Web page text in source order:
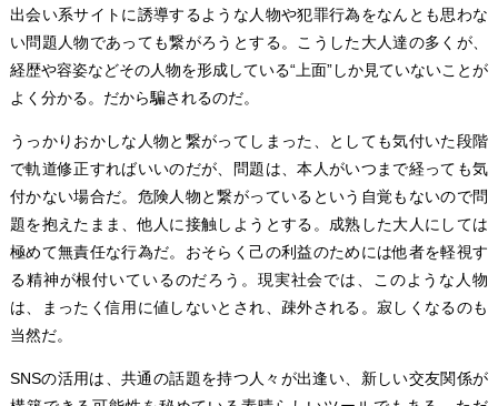
出会い系サイトに誘導するような人物や犯罪行為をなんとも思わな
い問題人物であっても繋がろうとする。こうした大人達の多くが、
経歴や容姿などその人物を形成している“上面”しか見ていないことが
よく分かる。だから騙されるのだ。
うっかりおかしな人物と繋がってしまった、としても気付いた段階
で軌道修正すればいいのだが、問題は、本人がいつまで経っても気
付かない場合だ。危険人物と繋がっているという自覚もないので問
題を抱えたまま、他人に接触しようとする。成熟した大人にしては
極めて無責任な行為だ。おそらく己の利益のためには他者を軽視す
る精神が根付いているのだろう。現実社会では、このような人物
は、まったく信用に値しないとされ、疎外される。寂しくなるのも
当然だ。
SNSの活用は、共通の話題を持つ人々が出逢い、新しい交友関係が